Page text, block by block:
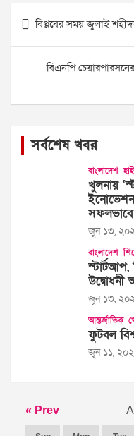
Post
navigation
বিপ্লবের সময় জুলাই
বিএনপি
সর্বশেষ খবর
বাংলাদেশ
খুলনায়
ইনোভেশন
সফলভাবে
জুন ১৩,
বাংলাদেশ
উদ্বোধনী
জুন ১৩,
আন্তর্জাতিক
ফুটবল
জুন ১১,
« Prev